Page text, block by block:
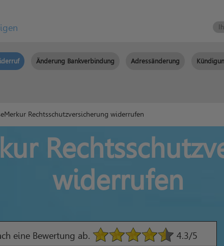
Änderung Bankverbindung Adressänderung
Rechtsschutzversicherung widerrufen
widerrufen
eine Bewertung ab. 4.3/5